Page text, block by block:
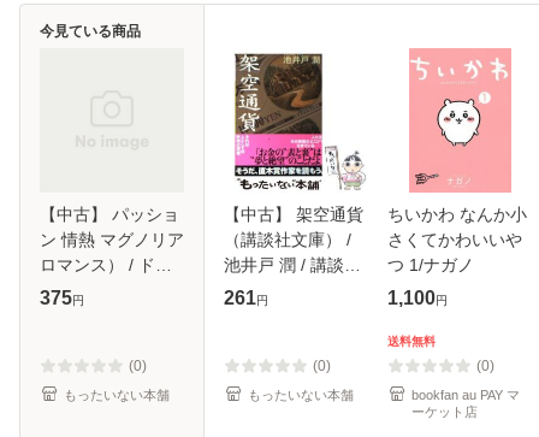
【中古】 パッショ
ン 情熱 マグノリア
ロマンス） / ド
ナ・ボイド、 立石
ル便送料無料】
375円
(0)
もったいない本舗
今見ている商品
【中古】 架空通貨
（講談社文庫） /
池井戸 潤 / 講談社
[文庫]【メール便送
261円
(0)
もったいない本舗
ちいかわ なんか小
さくてかわいいや
つ 1/ナガノ
1,100円
送料無料
(0)
bookfan au PAY マ
ーケット店